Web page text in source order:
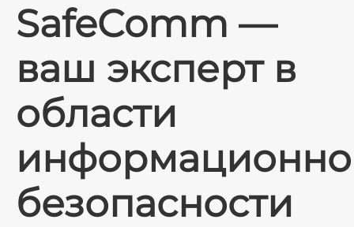
SafeComm —
ваш эксперт в
области
безопасности